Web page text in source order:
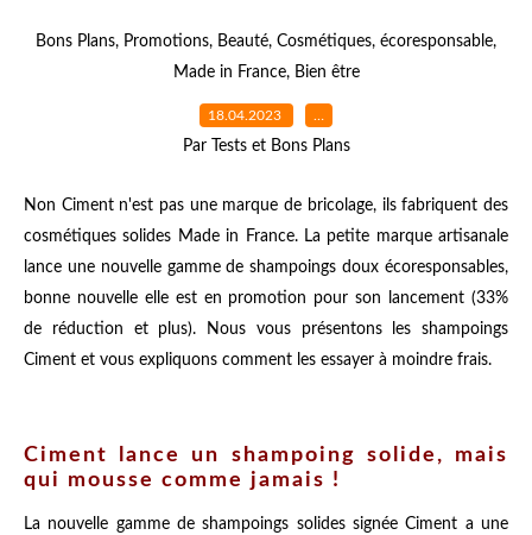
Bons Plans, Promotions, Beauté, Cosmétiques, écoresponsable,
Made in France, Bien être
18.04.2023 …
Par Tests et Bons Plans
Non Ciment n'est pas une marque de bricolage, ils fabriquent des
cosmétiques solides Made in France. La petite marque artisanale
lance une nouvelle gamme de shampoings doux écoresponsables,
bonne nouvelle elle est en promotion pour son lancement (33%
de réduction et plus). Nous vous présentons les shampoings
Ciment et vous expliquons comment les essayer à moindre frais.
Ciment lance un shampoing solide, mais
qui mousse comme jamais !
La nouvelle gamme de shampoings solides signée Ciment a une